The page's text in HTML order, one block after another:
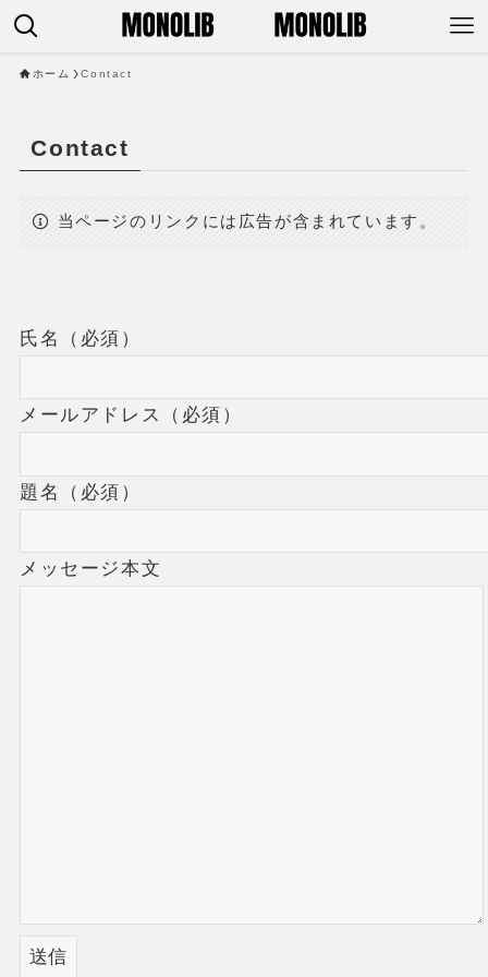
ホーム Contact
Contact
当ページのリンクには広告が含まれています。
氏名（必須）
メールアドレス（必須）
題名（必須）
メッセージ本文